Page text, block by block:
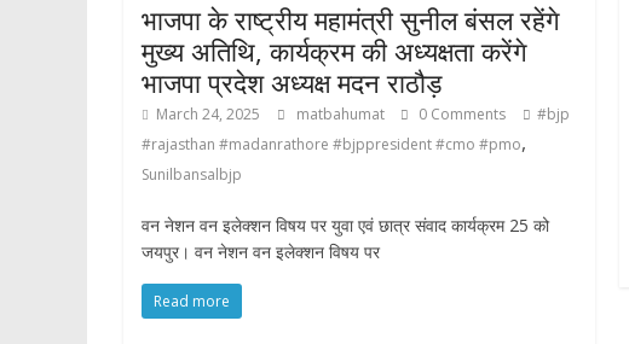
भाजपा के राष्ट्रीय महामंत्री सुनील बंसल रहेंगे
मुख्य अतिथि, कार्यक्रम की अध्यक्षता करेंगे
भाजपा प्रदेश अध्यक्ष मदन राठौड़
March 24, 2025 matbahumat 0 Comments
#bjp
#rajasthan #madanrathore #bjppresident #cmo #pmo,
Sunilbansalbjp
वन नेशन वन इलेक्शन विषय पर युवा एवं छात्र संवाद कार्यक्रम 25 को
जयपुर। वन नेशन वन इलेक्शन विषय पर
Read more